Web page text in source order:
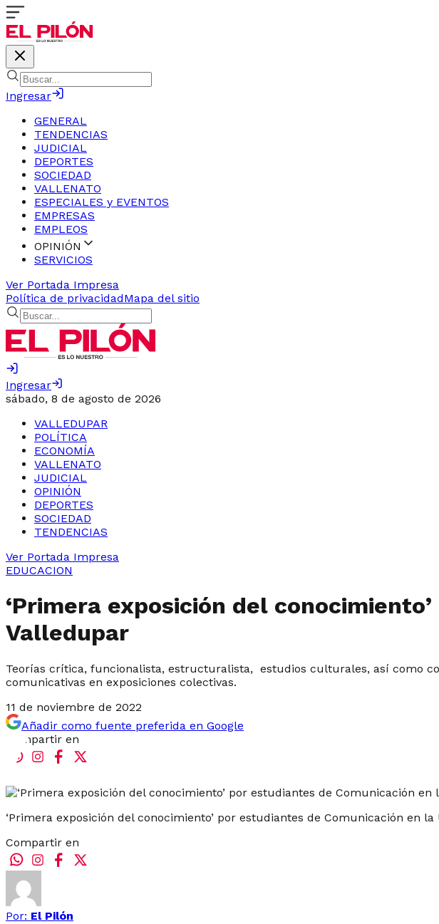
Ingresar
GENERAL
TENDENCIAS
JUDICIAL
DEPORTES
SOCIEDAD
VALLENATO
ESPECIALES y EVENTOS
EMPRESAS
EMPLEOS
OPINIÓN
SERVICIOS
Ver Portada Impresa
Política de privacidadMapa del sitio
Ingresar
sábado, 8 de agosto de 2026
VALLEDUPAR
POLÍTICA
ECONOMÍA
VALLENATO
JUDICIAL
OPINIÓN
DEPORTES
SOCIEDAD
TENDENCIAS
Ver Portada Impresa
EDUCACION
‘Primera exposición del
Valledupar
Teorías crítica, funcionalista, estructuralista, estudios culturales, así como
comunicativas en exposiciones colectivas.
11 de noviembre de 2022
Añadir como fuente preferida en Google
Compartir en
‘Primera exposición del conocimiento’ por estudiantes de Comunicación en la
Compartir en
Por: El Pilón